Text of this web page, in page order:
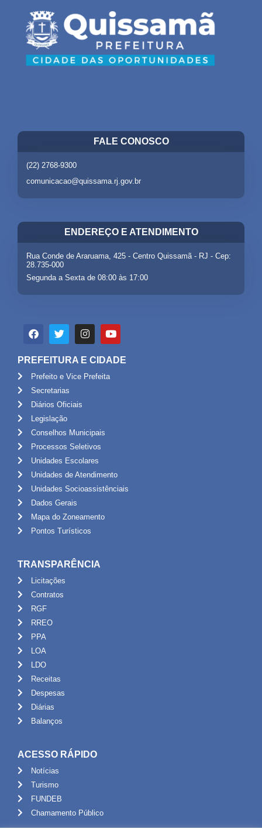
FALE CONOSCO
(22) 2768-9300
comunicacao@quissama.rj.gov.br
ENDEREÇO E ATENDIMENTO
Rua Conde de Araruama, 425 - Centro Quissamã - RJ - Cep:
28.735-000
Segunda a Sexta de 08:00 às 17:00
PREFEITURA E CIDADE
Prefeito e Vice Prefeita
Secretarias
Diários Oficiais
Legislação
Conselhos Municipais
Processos Seletivos
Unidades Escolares
Unidades de Atendimento
Unidades Socioassistênciais
Dados Gerais
Mapa do Zoneamento
Pontos Turísticos
TRANSPARÊNCIA
Licitações
Contratos
RGF
RREO
PPA
LOA
LDO
Receitas
Despesas
Diárias
Balanços
ACESSO RÁPIDO
Notícias
Turismo
FUNDEB
Chamamento Público